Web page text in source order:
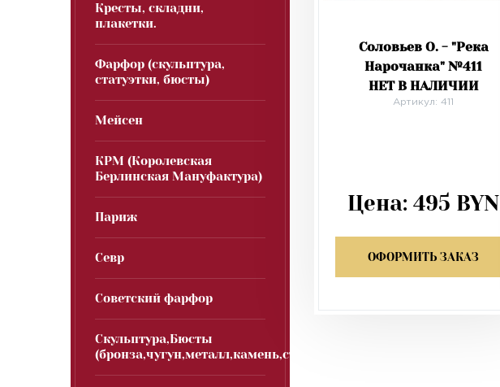
Кресты, складни,
плакетки.
Фарфор (скульптура,
статуэтки, бюсты)
Мейсен
КРМ (Королевская
Берлинская Мануфактура)
Париж
Севр
Советский фарфор
Скульптура,Бюсты
(бронза,чугун,металл,камень,стекло)
Соловьев О. - "Река
Нарочанка" №411
НЕТ В НАЛИЧИИ
Артикул: 411
Цена:495 BYN
ОФОРМИТЬ ЗАКАЗ